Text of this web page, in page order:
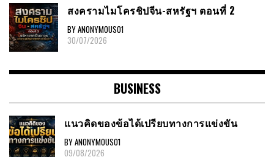
สงครามไมโครชิปจีน-สหรัฐฯ ตอนที่ 2
BY ANONYMOUS01
30/07/2026
BUSINESS
แนวคิดของข้อได้เปรียบทางการแข่งขัน
BY ANONYMOUS01
09/08/2026